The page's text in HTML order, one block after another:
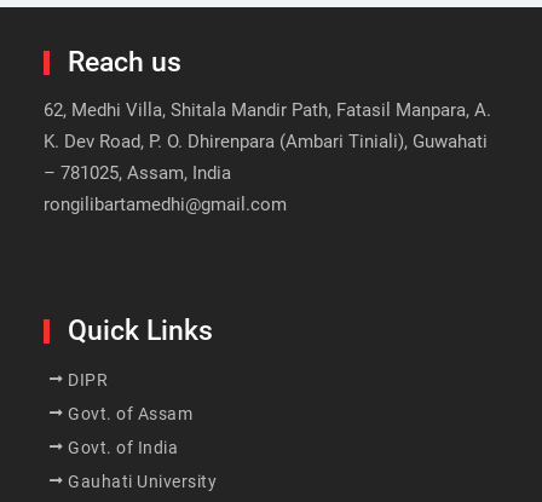
Reach us
62, Medhi Villa, Shitala Mandir Path, Fatasil Manpara, A.
K. Dev Road, P. O. Dhirenpara (Ambari Tiniali), Guwahati
– 781025, Assam, India
rongilibartamedhi@gmail.com
Quick Links
DIPR
Govt. of Assam
Govt. of India
Gauhati University